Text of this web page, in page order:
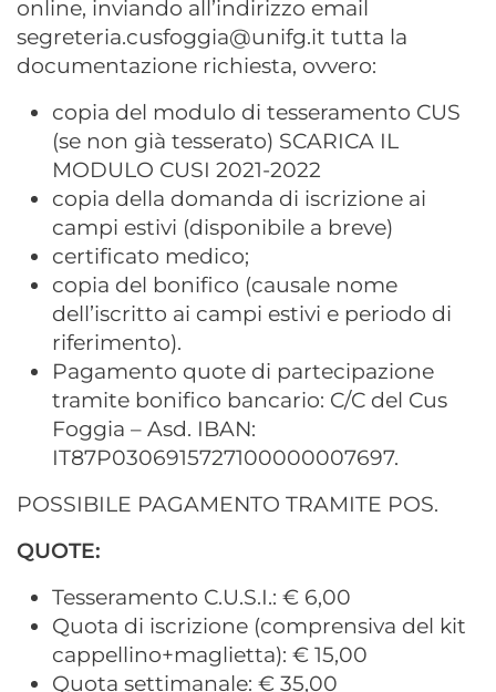
online, inviando all’indirizzo email
segreteria.cusfoggia@unifg.it tutta la
documentazione richiesta, ovvero:
copia del modulo di tesseramento CUS
(se non già tesserato) SCARICA IL
MODULO CUSI 2021-2022
copia della domanda di iscrizione ai
campi estivi (disponibile a breve)
certificato medico;
copia del bonifico (causale nome
dell’iscritto ai campi estivi e periodo di
riferimento).
Pagamento quote di partecipazione
tramite bonifico bancario: C/C del Cus
Foggia – Asd. IBAN:
IT87P0306915727100000007697.
POSSIBILE PAGAMENTO TRAMITE POS.
QUOTE:
Tesseramento C.U.S.I.: € 6,00
Quota di iscrizione (comprensiva del kit
cappellino+maglietta): € 15,00
Quota settimanale: € 35,00